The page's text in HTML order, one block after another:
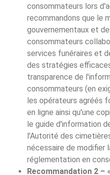
consommateurs lors
recommandons que le
gouvernementaux et
consommateurs
services funéraires et
des stratégies
transparence de
consommateurs (en
les opérateurs agréés
en ligne ainsi qu'une
le guide d'information
l'Autorité des
nécessaire de modifier
réglementation en
Recommandation 2 –